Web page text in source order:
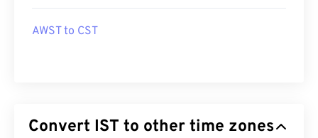
AWST to CST
Convert IST to other time zones